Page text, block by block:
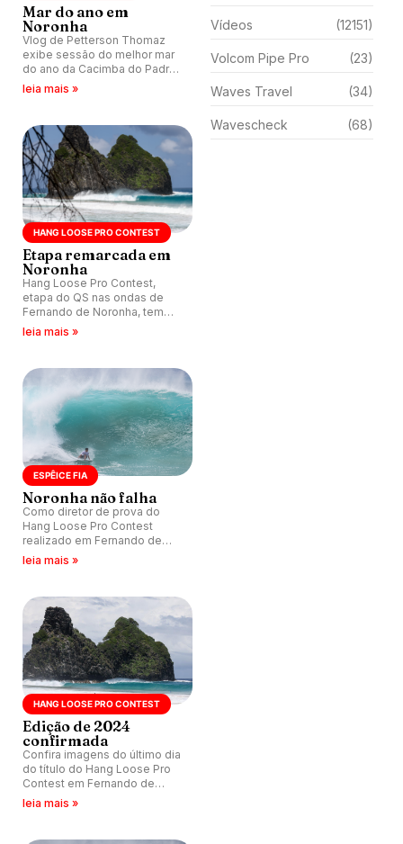
Mar do ano em
Noronha
Vlog de Petterson Thomaz
exibe sessão do melhor mar
do ano da Cacimba do Padre,
Fernando de Noronha (PE).
leia mais »
HANG LOOSE PRO CONTEST
Etapa remarcada em
Noronha
Hang Loose Pro Contest,
etapa do QS nas ondas de
Fernando de Noronha, tem
data remarcada para
leia mais »
ESPÊICE FIA
Noronha não falha
Como diretor de prova do
Hang Loose Pro Contest
realizado em Fernando de
Noronha, a missão era colocar
leia mais »
HANG LOOSE PRO CONTEST
Edição de 2024
confirmada
Confira imagens do último dia
do título do Hang Loose Pro
Contest em Fernando de
Noronha (PE), válido pelo QS
leia mais »
Vídeos (12151)
Volcom Pipe Pro (23)
Waves Travel (34)
Wavescheck (68)